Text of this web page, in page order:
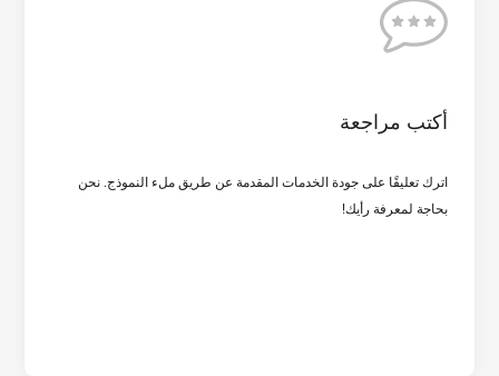
أكتب مراجعة
اترك تعليقًا على جودة الخدمات المقدمة عن طريق ملء النموذج. نحن
بحاجة لمعرفة رأيك!